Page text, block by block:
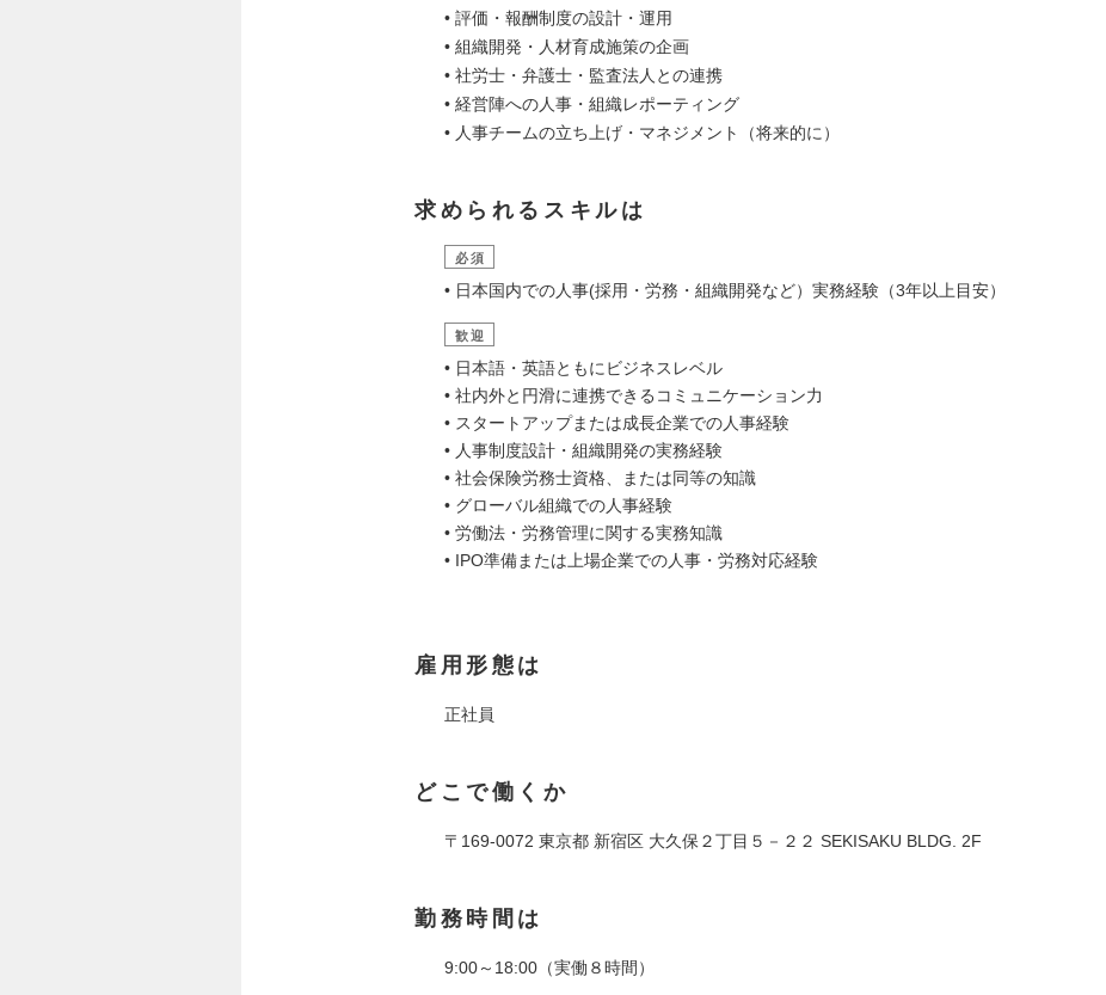
• 評価・報酬制度の設計・運用
• 組織開発・人材育成施策の企画
• 社労士・弁護士・監査法人との連携
• 経営陣への人事・組織レポーティング
• 人事チームの立ち上げ・マネジメント（将来的に）
求められるスキルは
必須
• 日本国内での人事(採用・労務・組織開発など）実務経験（3年以上目安）
歓迎
• 日本語・英語ともにビジネスレベル
• 社内外と円滑に連携できるコミュニケーション力
• スタートアップまたは成長企業での人事経験
• 人事制度設計・組織開発の実務経験
• 社会保険労務士資格、または同等の知識
• グローバル組織での人事経験
• 労働法・労務管理に関する実務知識
• IPO準備または上場企業での人事・労務対応経験
雇用形態は
正社員
どこで働くか
〒169-0072 東京都 新宿区 大久保２丁目５－２２ SEKISAKU BLDG. 2F
勤務時間は
9:00～18:00（実働８時間）